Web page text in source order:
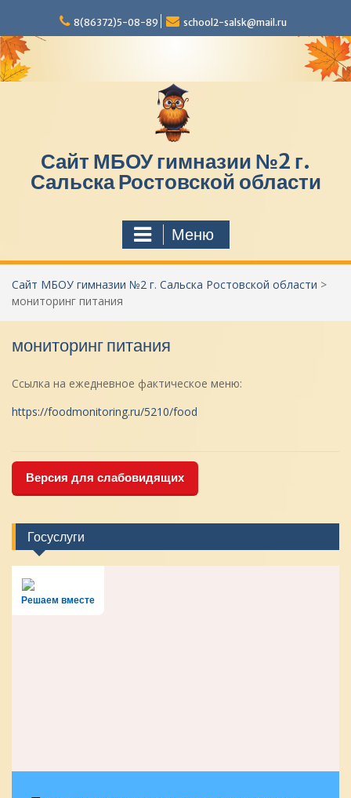
р
е
й
8(86372)5-08-89 school2-salsk@mail.ru
Сайт МБОУ гимназии №2 г.
Сальска Ростовской области
Меню
Сайт МБОУ гимназии №2 г. Сальска Ростовской области >
мониторинг питания
мониторинг питания
Ссылка на ежедневное фактическое меню:
https://foodmonitoring.ru/5210/food
Версия для слабовидящих
Госуслуги
Решаем вместе